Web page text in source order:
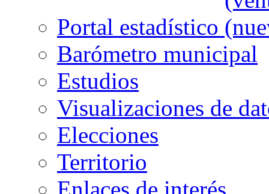
Portal estadístico
Barómetro municipal
Estudios
Visualizaciones de
Elecciones
Territorio
Enlaces de interés